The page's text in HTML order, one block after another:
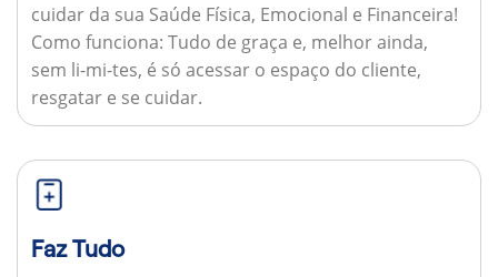
cuidar da sua Saúde Física, Emocional e Financeira!
Como funciona: Tudo de graça e, melhor ainda,
sem li-mi-tes, é só acessar o espaço do cliente,
resgatar e se cuidar.
Faz Tudo